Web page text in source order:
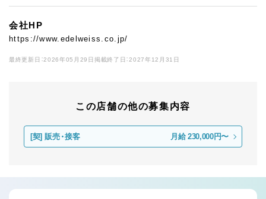
会社HP
https://www.edelweiss.co.jp/
最終更新日：2026年05月29日 掲載終了日：2027年12月31日
この店舗の他の募集内容
[契] 販売・接客 月給 230,000円〜